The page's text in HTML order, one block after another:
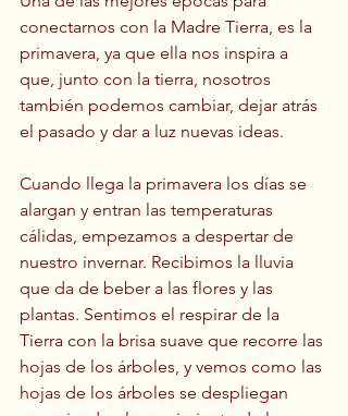
conectarnos con la Madre Tierra, es la
primavera, ya que ella nos inspira a
que, junto con la tierra, nosotros
también podemos cambiar, dejar atrás
el pasado y dar a luz nuevas ideas.
Cuando llega la primavera los días se
alargan y entran las temperaturas
cálidas, empezamos a despertar de
nuestro invernar. Recibimos la lluvia
que da de beber a las flores y las
plantas. Sentimos el respirar de la
Tierra con la brisa suave que recorre las
hojas de los árboles, y vemos como las
hojas de los árboles se despliegan